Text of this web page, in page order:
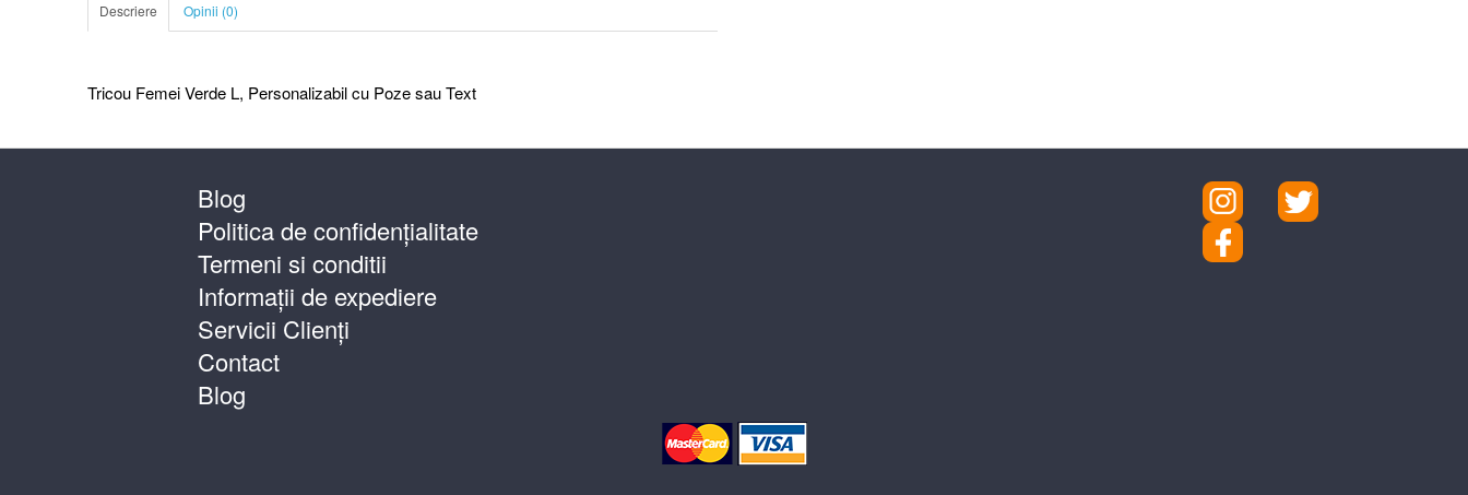
Descriere Opinii (0)
Tricou Femei Verde L, Personalizabil cu Poze sau Text
Blog
Politica de confidențialitate
Termeni si conditii
Informații de expediere
Servicii Clienți
Contact
Blog